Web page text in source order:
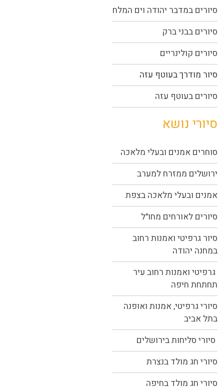
סיורים במדבר יהודה וים המלח
סיורים בבני ברק
סיורים קולינריים
סיור מודרך בעוטף עזה
סיורים בעוטף עזה
סיורי נושא
סוחרים אמנים ובעלי מלאכה
ירושלים ממזרח למערב
אמנים ובעלי מלאכה בצפת
סיורים לאורחים מחו"ל
סיור גרפיטי ואמנות רחוב
במחנה יהודה
גרפיטי ואמנות רחוב עיר
תחתחת חיפה
סיורי גרפיטי, אמנות ואופנה
בתל אביב
סיורי סליחות בירושלים
סיורי חג מולד בנצרת
סיורי חג מולד בחיפה